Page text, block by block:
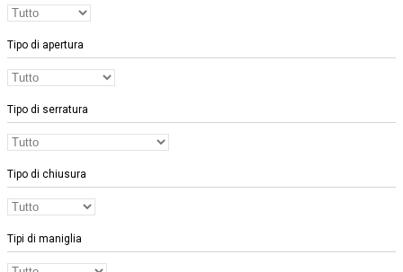
Tipo di apertura
Tipo di serratura
Tipo di chiusura
Tipi di maniglia